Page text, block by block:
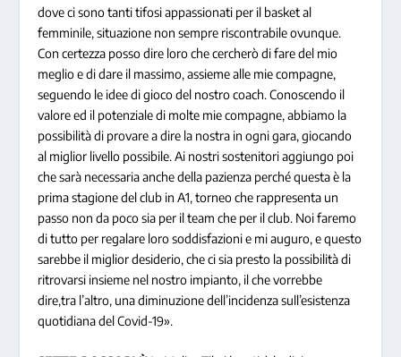
dove ci sono tanti tifosi appassionati per il basket al
femminile, situazione non sempre riscontrabile ovunque.
Con certezza posso dire loro che cercherò di fare del mio
meglio e di dare il massimo, assieme alle mie compagne,
seguendo le idee di gioco del nostro coach. Conoscendo il
valore ed il potenziale di molte mie compagne, abbiamo la
possibilità di provare a dire la nostra in ogni gara, giocando
al miglior livello possibile. Ai nostri sostenitori aggiungo poi
che sarà necessaria anche della pazienza perché questa è la
prima stagione del club in A1, torneo che rappresenta un
passo non da poco sia per il team che per il club. Noi faremo
di tutto per regalare loro soddisfazioni e mi auguro, e questo
sarebbe il miglior desiderio, che ci sia presto la possibilità di
ritrovarsi insieme nel nostro impianto, il che vorrebbe
dire,tra l’altro, una diminuzione dell’incidenza sull’esistenza
quotidiana del Covid-19».